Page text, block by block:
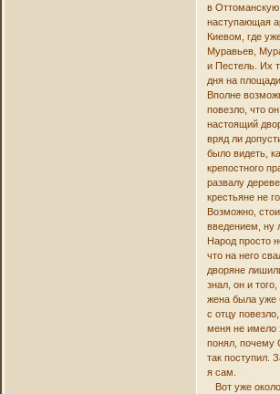
в
наступающая
Киевом, где
Муравьев,
и Пестель. Их
дня на
Вполне
повезло, что
настоящий
вряд ли
было видеть,
крепостного
развалу
крестьяне не
Возможно,
введением, ну
Народ просто
что на него
дворяне
знал, он и
жена была уже
с отцу
меня не имело
понял, почему
так поступил.
я сам.
Вот уже